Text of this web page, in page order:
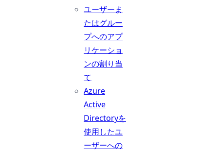
ユーザーま
たはグルー
プへのアプ
リケーショ
ンの割り当
て
Azure
Active
Directoryを
使用したユ
ーザーへの